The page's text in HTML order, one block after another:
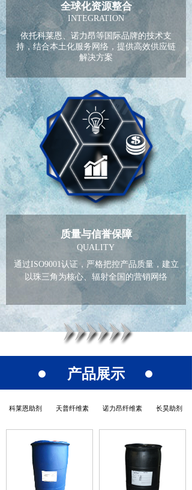
依托科莱恩、诺力昂等国际品牌的技术支
持，结合本土化服务网络，提供高效供应链
解决方案
QUALITY
通过ISO9001认证，严格把控产品质量，建立
以珠三角为核心、辐射全国的营销网络
质量与信誉保障
INTEGRATION
全球化资源整合
产品展示
科莱恩助剂 天普纤维素 诺力昂纤维素 长昊助剂